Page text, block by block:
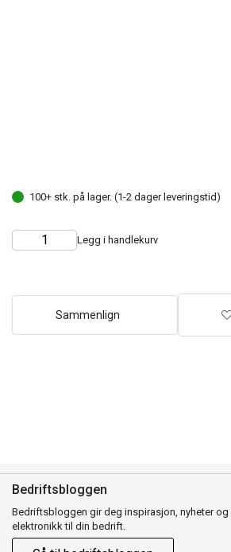
100+ stk. på lager. (1-2 dager leveringstid)
Choose
Quantity Legg i handlekurv
Sammenlign
Bedriftsbloggen
Bedriftsbloggen gir deg inspirasjon, nyheter og
elektronikk til din bedrift.